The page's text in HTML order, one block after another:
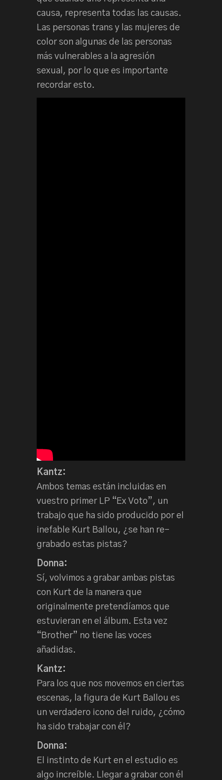
causa, representa todas las causas.
Las personas trans y las mujeres de
color son algunas de las personas
más vulnerables a la agresión
sexual, por lo que es importante
recordar esto.
Kantz:
Ambos temas están incluidas en
vuestro primer LP “Ex Voto”, un
trabajo que ha sido producido por el
inefable Kurt Ballou, ¿se han re-
grabado estas pistas?
Donna:
Sí, volvimos a grabar ambas pistas
con Kurt de la manera que
originalmente pretendíamos que
estuvieran en el álbum. Esta vez
“Brother” no tiene las voces
añadidas.
Kantz:
Para los que nos movemos en ciertas
escenas, la figura de Kurt Ballou es
un verdadero icono del ruido, ¿cómo
ha sido trabajar con él?
Donna:
El instinto de Kurt en el estudio es
algo increíble. Llegar a grabar con él